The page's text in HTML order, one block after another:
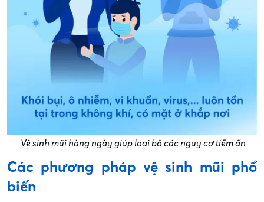
​ Vệ sinh mũi hàng ngày giúp loại bỏ các nguy cơ tiềm ẩn
Các phương pháp vệ sinh mũi phổ
biến